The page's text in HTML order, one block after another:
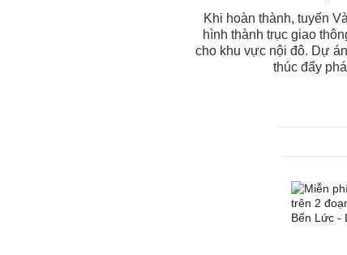
Khi hoàn thành, tuyến
hình thành trục giao
cho khu vực nội đô. Dự
thúc đẩy